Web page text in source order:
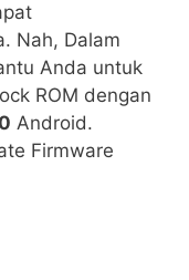
Nah, Dalam
Anda untuk
ROM dengan
Android.
Firmware